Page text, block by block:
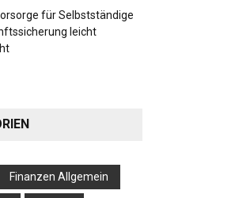
für Selbstständige
leicht
Finanzen Allgemein